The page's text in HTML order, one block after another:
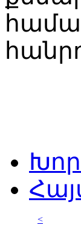
<